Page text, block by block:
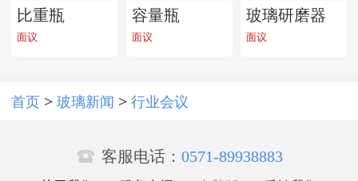
比重瓶
面议
容量瓶
面议
玻璃研磨器
面议
首页 > 玻璃新闻 > 行业会议
 客服电话： 0571-89938883